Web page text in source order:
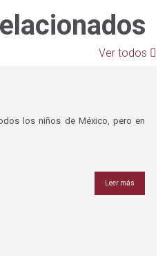
Ver todos
los niños de México, pero en
Leer más